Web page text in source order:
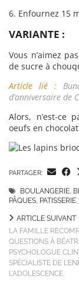
6. Enfournez 15
VARIANTE :
Vous n’aimez
de sucre à
Article lié :
d’anniversaire de
Alors, n’est-ce
oeufs en chocolat
PARTAGER:
BOULANGERIE,
PÂQUES, PATISSERIE
ARTICLE SUIVANT
LA FAMILLE
QUESTIONS À
PSYCHOLOGUE
SPÉCIALISTE DE
L’ADOLESCENCE.